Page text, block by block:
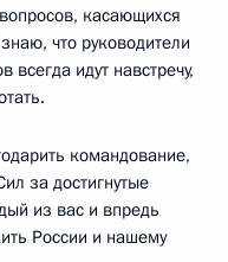
касающихся
что руководители
всегда идут навстречу,
командование,
за достигнутые
из вас и впредь
России и нашему